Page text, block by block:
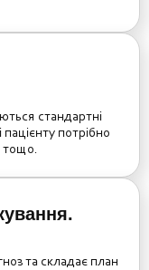
стандартні
потрібно
тощо.
та складає план